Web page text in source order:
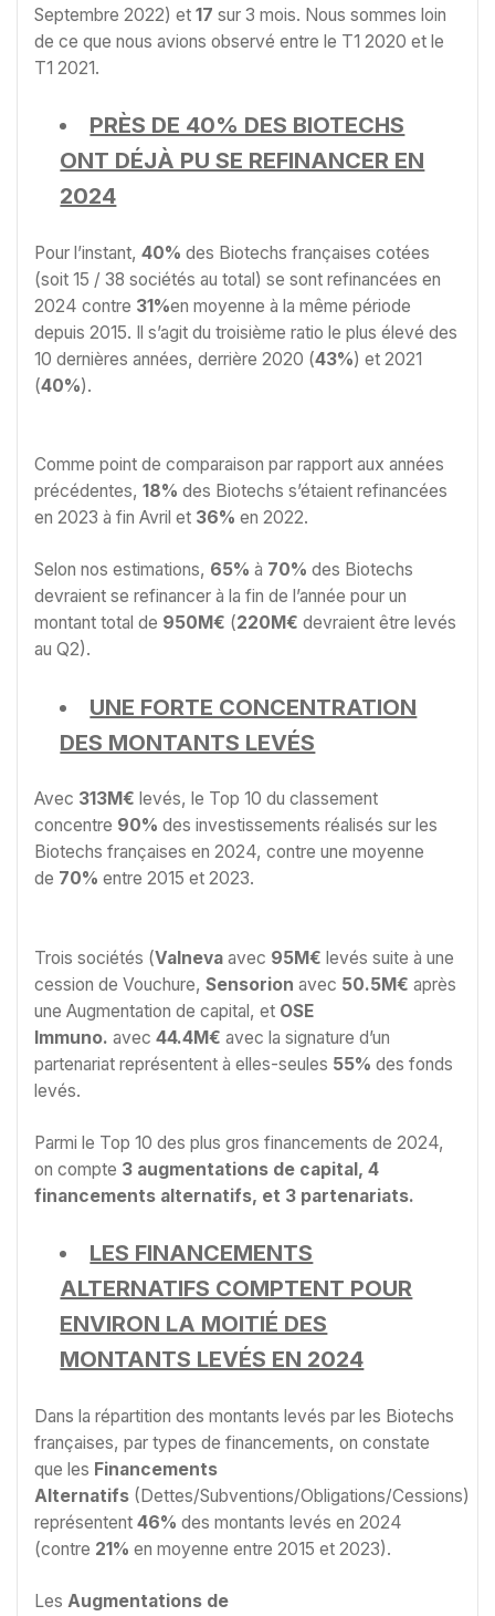
Septembre 2022) et 17 sur 3 mois. Nous sommes loin
de ce que nous avions observé entre le T1 2020 et le
T1 2021.
PRÈS DE 40% DES BIOTECHS
ONT DÉJÀ PU SE REFINANCER EN
2024
Pour l’instant, 40% des Biotechs françaises cotées
(soit 15 / 38 sociétés au total) se sont refinancées en
2024 contre 31%en moyenne à la même période
depuis 2015. Il s’agit du troisième ratio le plus élevé des
10 dernières années, derrière 2020 (43%) et 2021
(40%).
Comme point de comparaison par rapport aux années
précédentes, 18% des Biotechs s’étaient refinancées
en 2023 à fin Avril et 36% en 2022.
Selon nos estimations, 65% à 70% des Biotechs
devraient se refinancer à la fin de l’année pour un
montant total de 950M€ (220M€ devraient être levés
au Q2).
UNE FORTE CONCENTRATION
DES MONTANTS LEVÉS
Avec 313M€ levés, le Top 10 du classement
concentre 90% des investissements réalisés sur les
Biotechs françaises en 2024, contre une moyenne
de 70% entre 2015 et 2023.
Trois sociétés (Valneva avec 95M€ levés suite à une
cession de Vouchure, Sensorion avec 50.5M€ après
une Augmentation de capital, et OSE
Immuno. avec 44.4M€ avec la signature d’un
partenariat représentent à elles-seules 55% des fonds
levés.
Parmi le Top 10 des plus gros financements de 2024,
on compte 3 augmentations de capital, 4
financements alternatifs, et 3 partenariats.
LES FINANCEMENTS
ALTERNATIFS COMPTENT POUR
ENVIRON LA MOITIÉ DES
MONTANTS LEVÉS EN 2024
Dans la répartition des montants levés par les Biotechs
françaises, par types de financements, on constate
que les Financements
Alternatifs (Dettes/Subventions/Obligations/Cessions)
représentent 46% des montants levés en 2024
(contre 21% en moyenne entre 2015 et 2023).
Les Augmentations de